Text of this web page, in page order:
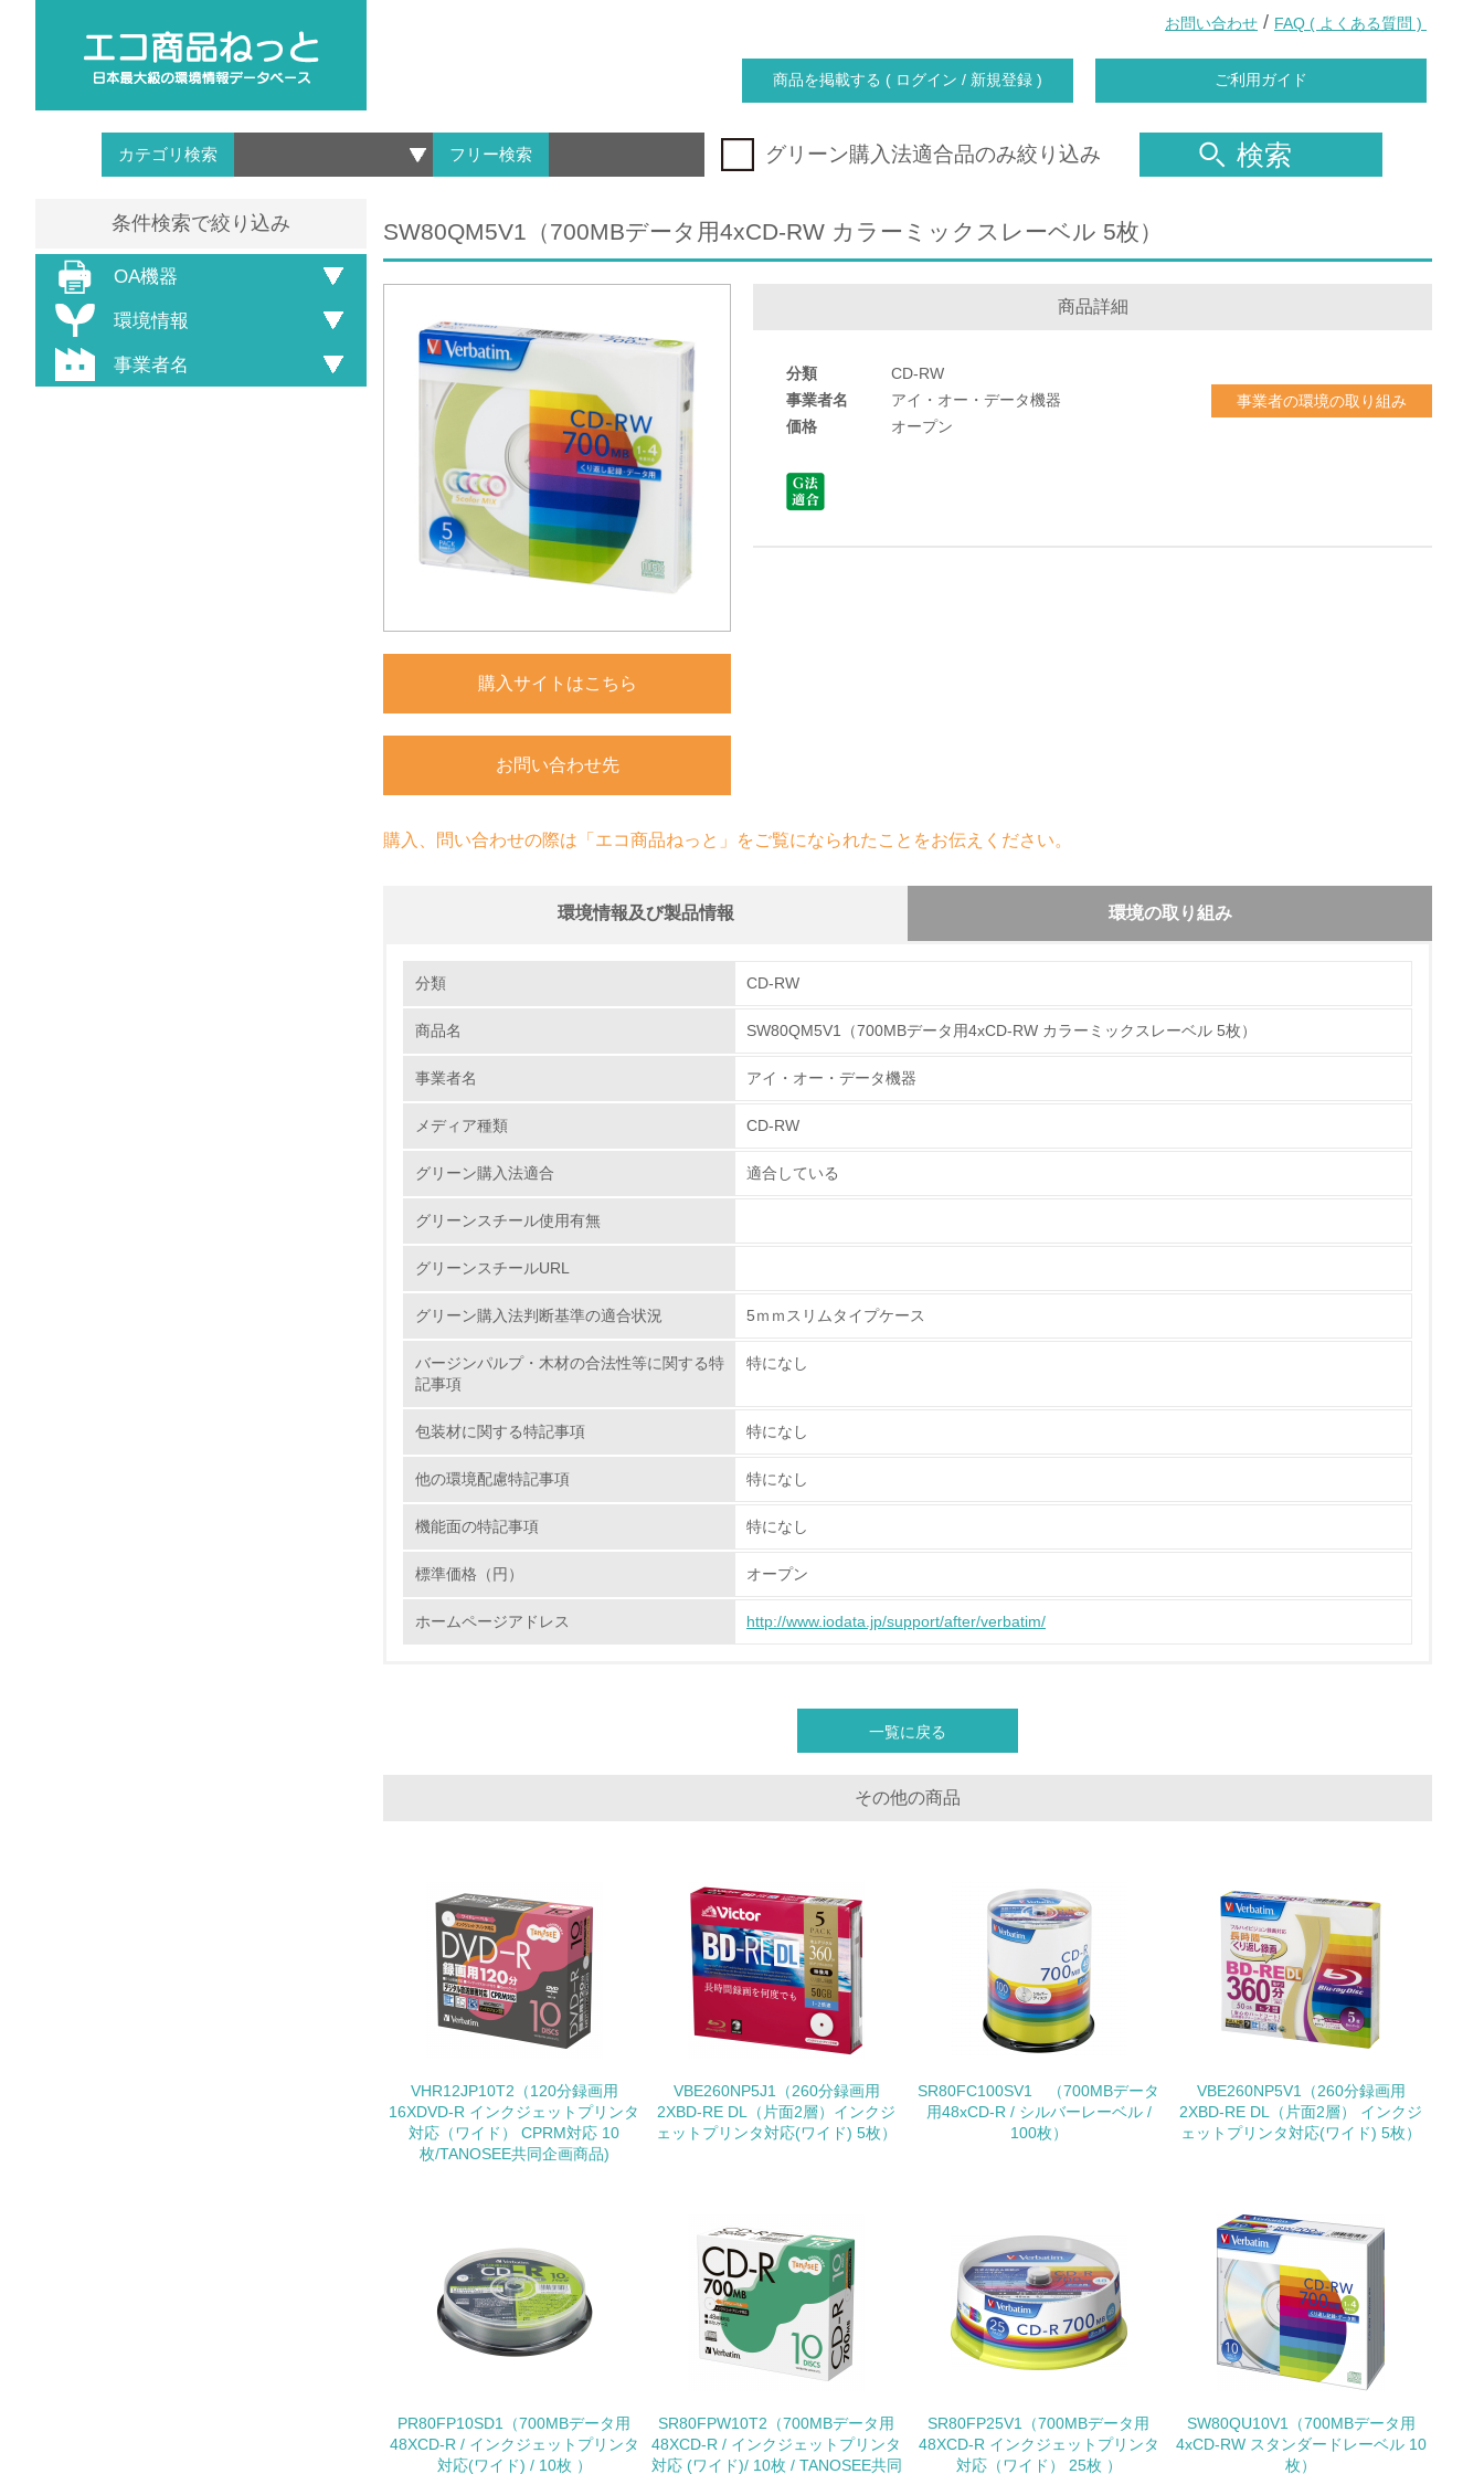
お問い合わせ / FAQ ( よくある質問 )
商品を掲載する ( ログイン / 新規登録 ) ご利用ガイド
カテゴリ検索 フリー検索 グリーン購入法適合品のみ絞り込み 検索
条件検索で絞り込み
OA機器
環境情報
事業者名
SW80QM5V1（700MBデータ用4xCD-RW カラーミックスレーベル 5枚）
購入サイトはこちら
お問い合わせ先
商品詳細
分類
CD-RW
事業者名
アイ・オー・データ機器
価格
オープン
事業者の環境の取り組み
購入、問い合わせの際は「エコ商品ねっと」をご覧になられたことをお伝えください。
環境情報及び製品情報 環境の取り組み
1.環境取り組み体制
No. チェック項目
8. 第三者認証を取得している
チェック項目
資源・エネルギー
10. <L2> 資源とエネルギーの使用量の把握をし、具体的な削減目標や計画を立てている
環境配慮型製品・サービスの製造・販売
11. <L1> 環境配慮型製品・サービスの製造・販売を積極的に行っている
グリーン購入
<L2> 購入している製品・サービスの量と種類を把握し、具体的な目標や計画を立てている
非該当（包装・物流を必要とする業務を行っていない）
16. <L2> 環境負荷ができるだけ小さい物流を行っている
分類 CD-RW
商品名 SW80QM5V1（700MBデータ用4xCD-RW カラーミックスレーベル 5枚）
事業者名 アイ・オー・データ機器
メディア種類 CD-RW
グリーン購入法適合 適合している
グリーンスチール使用有無
グリーンスチールURL
グリーン購入法判断基準の適合状況 5ｍｍスリムタイプケース
バージンパルプ・木材の合法性等に関する特
記事項
特になし
包装材に関する特記事項 特になし
他の環境配慮特記事項 特になし
機能面の特記事項 特になし
標準価格（円） オープン
ホームページアドレス http://www.iodata.jp/support/after/verbatim/
一覧に戻る
その他の商品
VHR12JP10T2（120分録画用
16XDVD-R インクジェットプリンタ
対応（ワイド） CPRM対応 10
枚/TANOSEE共同企画商品)
VBE260NP5J1（260分録画用
2XBD-RE DL（片面2層）インクジ
ェットプリンタ対応(ワイド) 5枚）
SR80FC100SV1 （700MBデータ
用48xCD-R / シルバーレーベル /
100枚）
VBE260NP5V1（260分録画用
2XBD-RE DL（片面2層） インクジ
ェットプリンタ対応(ワイド) 5枚）
PR80FP10SD1（700MBデータ用
48XCD-R / インクジェットプリンタ
対応(ワイド) / 10枚 ）
SR80FPW10T2（700MBデータ用
48XCD-R / インクジェットプリンタ
対応 (ワイド)/ 10枚 / TANOSEE共同
SR80FP25V1（700MBデータ用
48XCD-R インクジェットプリンタ
対応（ワイド） 25枚 ）
SW80QU10V1（700MBデータ用
4xCD-RW スタンダードレーベル 10
枚）